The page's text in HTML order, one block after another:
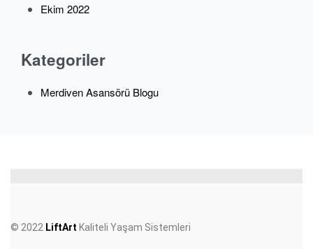
Ekim 2022
Kategoriler
Merdiven Asansörü Blogu
© 2022 LiftArt Kaliteli Yaşam Sistemleri